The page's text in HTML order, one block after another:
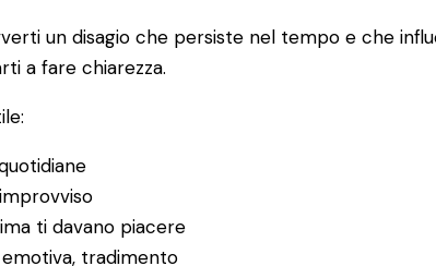
un disagio che persiste nel tempo e che
a fare chiarezza.
ti davano piacere
tradimento